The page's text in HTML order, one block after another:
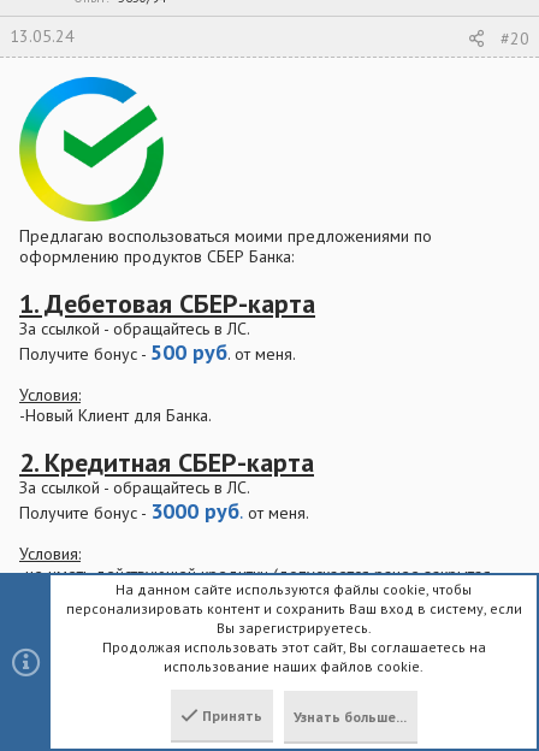
13.05.24 #20
Предлагаю воспользоваться моими предложениями по
оформлению продуктов СБЕР Банка:
1. Дебетовая СБЕР-карта
За ссылкой - обращайтесь в ЛС.
Получите бонус - 500 руб. от меня.
Условия:
-Новый Клиент для Банка.
2. Кредитная СБЕР-карта
За ссылкой - обращайтесь в ЛС.
Получите бонус - 3000 руб. от меня.
Условия:
-не иметь действующей кредитки (допускается ранее закрытая
кредитка в СБЕРе)На данном сайте используются файлы cookie, чтобы
персонализировать контент и сохранить Ваш вход в систему, если
Вы зарегистрируетесь.
Продолжая использовать этот сайт, Вы соглашаетесь на
использование наших файлов cookie.
Принять Узнать больше...